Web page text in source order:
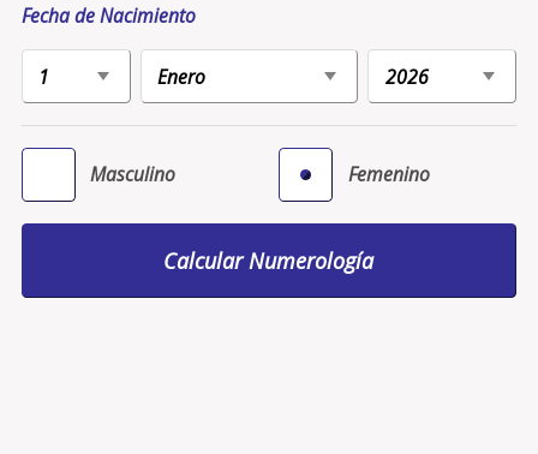
Fecha de Nacimiento
Masculino Femenino